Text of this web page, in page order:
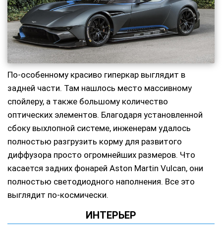
По-особенному красиво гиперкар выглядит в
задней части. Там нашлось место массивному
спойлеру, а также большому количество
оптических элементов. Благодаря установленной
сбоку выхлопной системе, инженерам удалось
полностью разгрузить корму для развитого
диффузора просто огромнейших размеров. Что
касается задних фонарей Aston Martin Vulcan, они
полностью светодиодного наполнения. Все это
выглядит по-космически.
ИНТЕРЬЕР